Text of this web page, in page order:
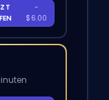
-
$6.00